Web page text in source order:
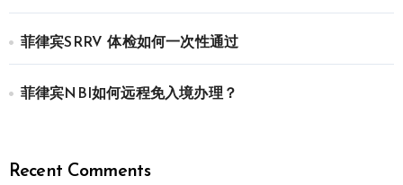
菲律宾SRRV 体检如何一次性通过
菲律宾NBI如何远程免入境办理？
Recent Comments